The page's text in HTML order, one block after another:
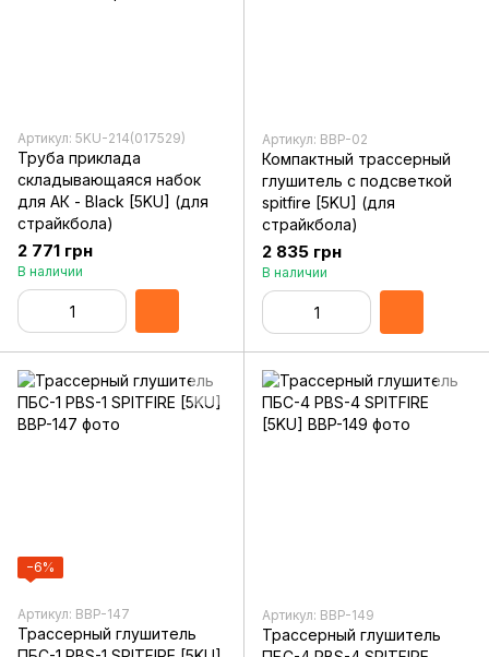
Артикул: 5KU-214(017529)
Труба приклада
складывающаяся набок
для АК - Black [5KU] (для
страйкбола)
2 771 грн
В наличии
Артикул: BBP-02
Компактный трассерный
глушитель с подсветкой
spitfire [5KU] (для
страйкбола)
2 835 грн
В наличии
−6%
Артикул: BBP-147
Трассерный глушитель
Артикул: BBP-149
Трассерный глушитель